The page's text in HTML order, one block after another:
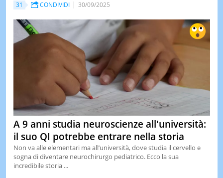
31 CONDIVIDI 30/09/2025
A 9 anni studia neuroscienze all'università:
il suo QI potrebbe entrare nella storia
Non va alle elementari ma all’università, dove studia il cervello e
sogna di diventare neurochirurgo pediatrico. Ecco la sua
incredibile storia ...